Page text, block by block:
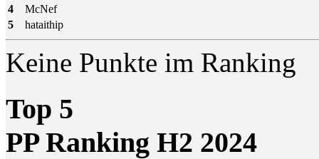
4
McNef
5
hataithip
Keine Punkte im Ranking
Top 5
PP Ranking H2 2024